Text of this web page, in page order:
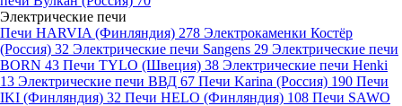
Электрические печи
Печи HARVIA (Финляндия) 278 Электрокаменки Костёр
(Россия) 32 Электрические печи Sangens 29 Электрические печи
BORN 43 Печи TYLO (Швеция) 38 Электрические печи Henki
13 Электрические печи ВВД 67 Печи Karina (Россия) 190 Печи
IKI (Финляндия) 32 Печи HELO (Финляндия) 108 Печи SAWO